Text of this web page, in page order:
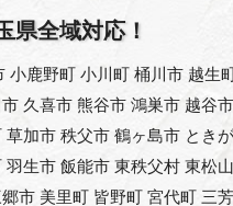
県全域対応！
小鹿野町 小川町 桶川市 越生
久喜市 熊谷市 鴻巣市 越谷
加市 秩父市 鶴ヶ島市 とき
生市 飯能市 東秩父村 東松
市 美里町 皆野町 宮代町 三